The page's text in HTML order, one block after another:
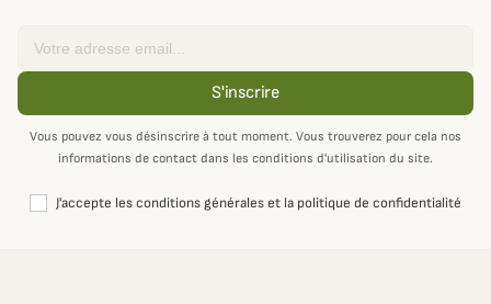
S'inscrire
Vous pouvez vous désinscrire à tout moment. Vous trouverez pour cela nos
informations de contact dans les conditions d'utilisation du site.
J'accepte les conditions générales et la politique de confidentialité